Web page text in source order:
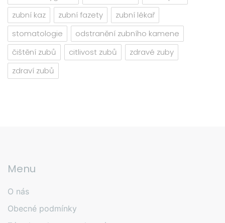
zubní kaz
zubní fazety
zubní lékař
stomatologie
odstranění zubního kamene
čištění zubů
citlivost zubů
zdravé zuby
zdraví zubů
Menu
O nás
Obecné podmínky